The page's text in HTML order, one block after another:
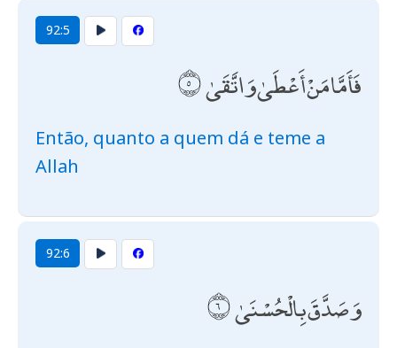
92:5
فَأَمَّا مَنْ أَعْطَىٰ وَاتَّقَىٰ
Então, quanto a quem dá e teme a
Allah
92:6
وَصَدَّقَ بِالْحُسْنَىٰ